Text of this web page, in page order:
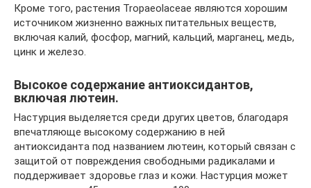
Кроме того, растения Tropaeolaceae являются хорошим
источником жизненно важных питательных веществ,
включая калий, фосфор, магний, кальций, марганец, медь,
цинк и железо.
Высокое содержание антиоксидантов,
включая лютеин.
Настурция выделяется среди других цветов, благодаря
впечатляюще высокому содержанию в ней
антиоксиданта под названием лютеин, который связан с
защитой от повреждения свободными радикалами и
поддерживает здоровье глаз и кожи. Настурция может